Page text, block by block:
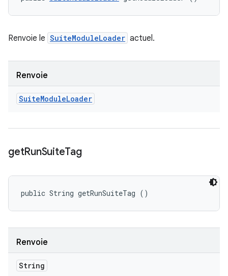
Renvoie le SuiteModuleLoader actuel.
Renvoie
SuiteModuleLoader
getRunSuiteTag
public String getRunSuiteTag ()
Renvoie
String